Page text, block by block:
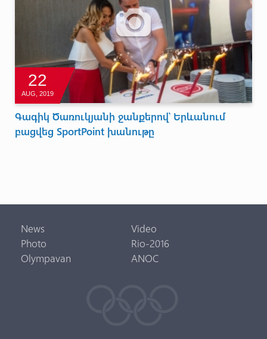
22
AUG, 2019
Գագիկ Ծառուկյանի ջանքերով՝ Երևանում
բացվեց SportPoint խանութը
News
Video
Photo
Rio-2016
Olympavan
ANOC